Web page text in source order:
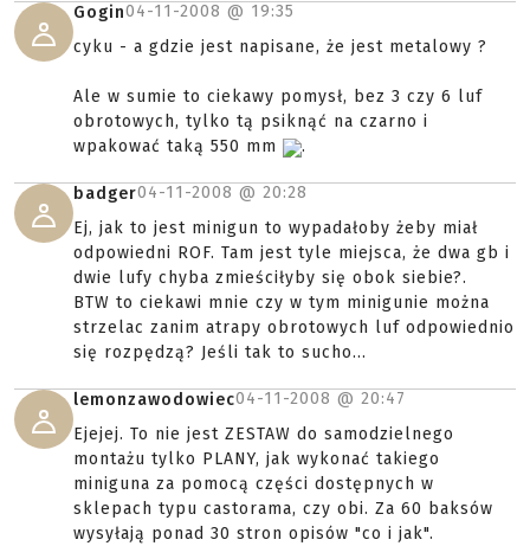
Gogin04-11-2008 @ 19:35
cyku - a gdzie jest napisane, że jest metalowy ?
Ale w sumie to ciekawy pomysł, bez 3 czy 6 luf
obrotowych, tylko tą psiknąć na czarno i
wpakować taką 550 mm
.
badger04-11-2008 @ 20:28
Ej, jak to jest minigun to wypadałoby żeby miał
odpowiedni ROF. Tam jest tyle miejsca, że dwa gb i
dwie lufy chyba zmieściłyby się obok siebie?.
BTW to ciekawi mnie czy w tym minigunie można
strzelac zanim atrapy obrotowych luf odpowiednio
się rozpędzą? Jeśli tak to sucho...
lemonzawodowiec04-11-2008 @ 20:47
Ejejej. To nie jest ZESTAW do samodzielnego
montażu tylko PLANY, jak wykonać takiego
miniguna za pomocą części dostępnych w
sklepach typu castorama, czy obi. Za 60 baksów
wysyłają ponad 30 stron opisów "co i jak".